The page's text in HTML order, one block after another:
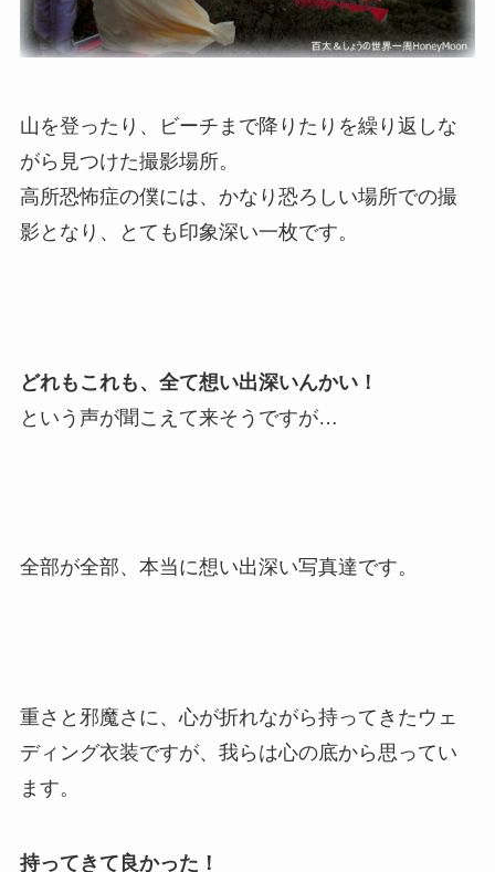
山を登ったり、ビーチまで降りたりを繰り返しな
がら見つけた撮影場所。
高所恐怖症の僕には、かなり恐ろしい場所での撮
影となり、とても印象深い一枚です。
どれもこれも、全て想い出深いんかい！
という声が聞こえて来そうですが…
全部が全部、本当に想い出深い写真達です。
重さと邪魔さに、心が折れながら持ってきたウェ
ディング衣装ですが、我らは心の底から思ってい
ます。
持ってきて良かった！